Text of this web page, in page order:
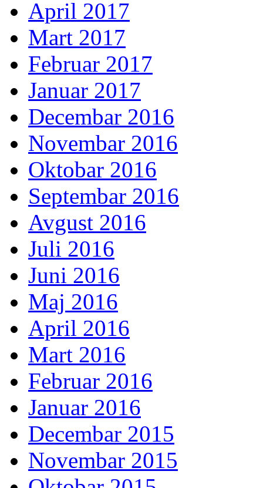
April 2017
Mart 2017
Februar 2017
Januar 2017
Decembar 2016
Novembar 2016
Oktobar 2016
Septembar 2016
Avgust 2016
Juli 2016
Juni 2016
Maj 2016
April 2016
Mart 2016
Februar 2016
Januar 2016
Decembar 2015
Novembar 2015